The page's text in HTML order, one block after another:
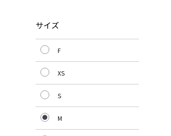
サイズ
F
XS
S
M